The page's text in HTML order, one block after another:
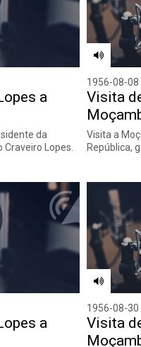
a
da
Craveiro Lopes.
1956-08-08
Visita
Visita a
República,
a
1956-08-30
Visita